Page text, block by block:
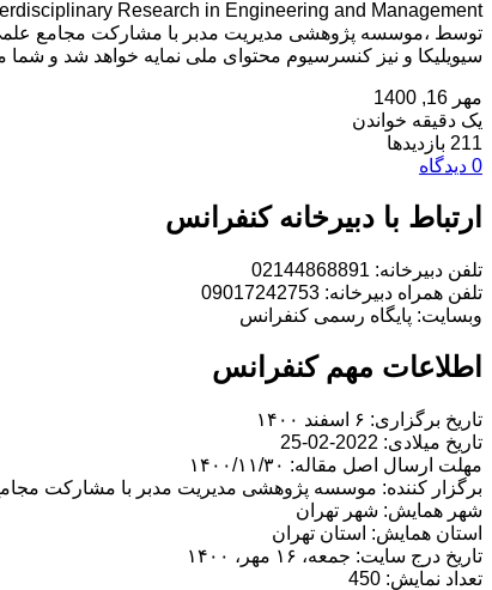
توسط ،موسسه پژوهشی مدیریت مدبر با مشارکت مجامع علمی
سیویلیکا و نیز کنسرسیوم محتوای ملی نمایه خواهد شد و شما
مهر 16, 1400
یک دقیقه خواندن
211 بازدیدها
0 دیدگاه
ارتباط با دبیرخانه کنفرانس
تلفن دبیرخانه: 02144868891
تلفن همراه دبیرخانه: 09017242753
وبسایت: پایگاه رسمی کنفرانس
اطلاعات مهم کنفرانس
تاریخ برگزاری: ۶ اسفند ۱۴۰۰
تاریخ میلادی: 2022-02-25
مهلت ارسال اصل مقاله: ۱۴۰۰/۱۱/۳۰
برگزار کننده: موسسه پژوهشی مدیریت مدبر با مشارکت
شهر همایش: شهر تهران
استان همایش: استان تهران
تاریخ درج سایت: جمعه، ۱۶ مهر، ۱۴۰۰
تعداد نمایش: 450